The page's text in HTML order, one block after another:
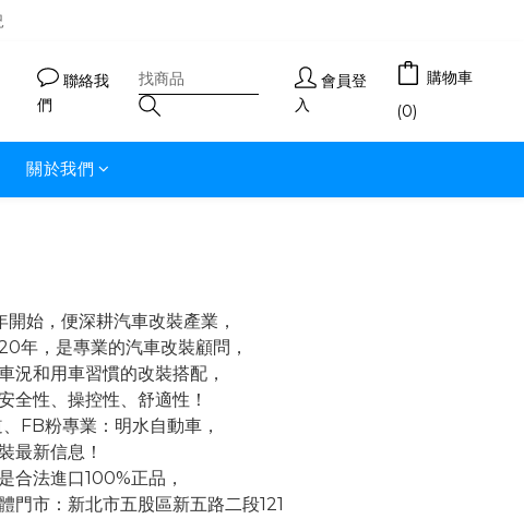
聯絡我
們
會員登
入
購物車
(0)
關於我們
始，便深耕汽車改裝產業，
年，是專業的汽車改裝顧問，
況和用車習慣的改裝搭配，
全性、操控性、舒適性！
FB粉專業：明水自動車，
最新信息！
合法進口100%正品，
門市：新北市五股區新五路二段121